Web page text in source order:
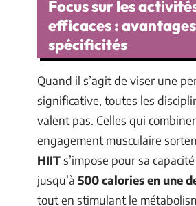
Focus sur les
efficaces :
spécificités
Quand il s’agit de viser une
significative, toutes les
valent pas. Celles qui
engagement musculaire
HIITs’impose pour sa
jusqu’à 500 calories en une
tout en stimulant le